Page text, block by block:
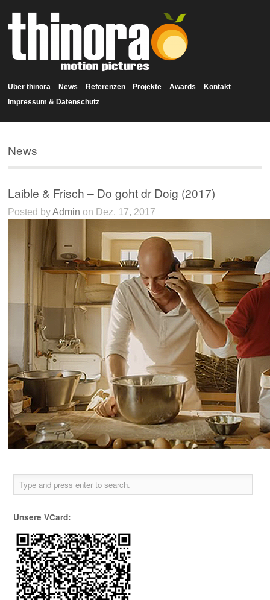
Über thinora News Referenzen Projekte Awards
Kontakt
Impressum & Datenschutz
News
Laible & Frisch – Do goht dr Doig (2017)
Posted byAdmin on Dez. 17, 2017
Unsere VCard: